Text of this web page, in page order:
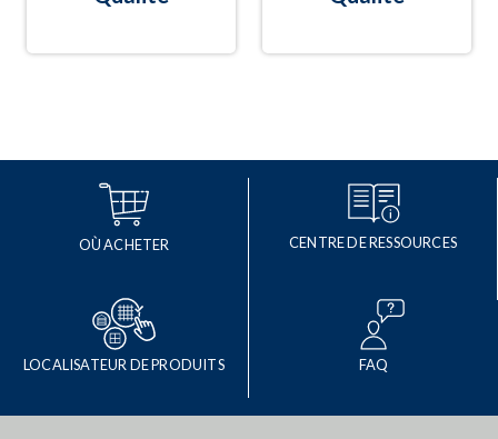
OÙ ACHETER CENTRE DE RESSOURCES
LOCALISATEUR DE PRODUITS FAQ